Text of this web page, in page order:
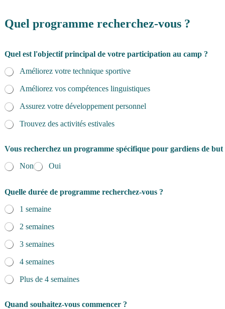
Quel programme recherchez-vous ?
Quel est l'objectif principal de votre participation au camp ?
Améliorez votre technique sportive
Améliorez vos compétences linguistiques
Assurez votre développement personnel
Trouvez des activités estivales
Vous recherchez un programme spécifique pour gardiens de but
Non
Oui
Quelle durée de programme recherchez-vous ?
1 semaine
2 semaines
3 semaines
4 semaines
Plus de 4 semaines
Quand souhaitez-vous commencer ?